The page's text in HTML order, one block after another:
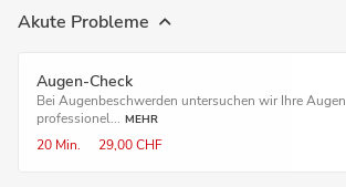
Akute Probleme
Augen-Check
Bei Augenbeschwerden untersuchen wir Ihre Augen
professionel... MEHR
20 Min. 29,00 CHF